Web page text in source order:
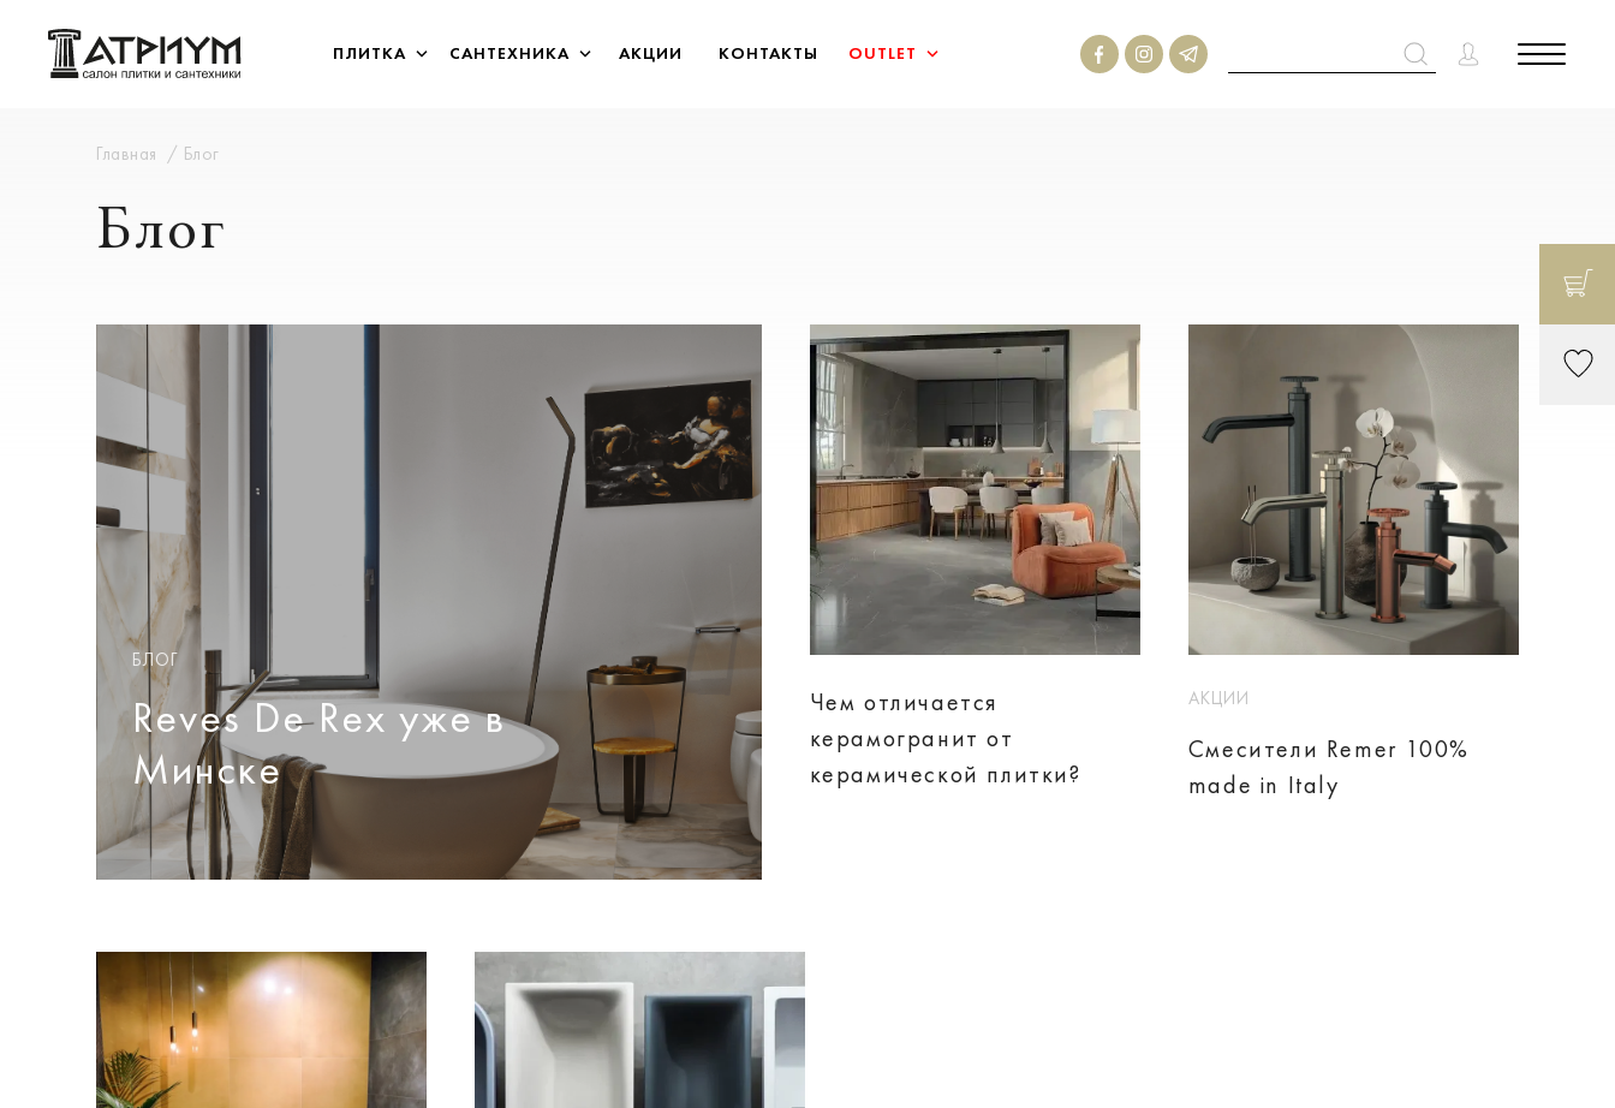
ПЛИТКА САНТЕХНИКА АКЦИИ КОНТАКТЫ OUTLET
Главная Блог
Блог
БЛОГ
Reves De Rex уже в
Минске
Чем отличается
керамогранит от
керамической плитки?
АКЦИИ
Смесители Remer 100%
made in Italy